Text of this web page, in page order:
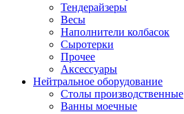
Тендерайзеры
Весы
Наполнители колбасок
Сыротерки
Прочее
Аксессуары
Нейтральное оборудование
Столы производственные
Ванны моечные